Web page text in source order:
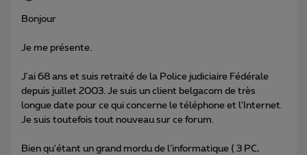
Bonjour
Je me présente.
J'ai 68 ans et suis retraité de la Police judiciaire Fédérale
depuis juillet 2003. Je suis un client belgacom de très
longue date pour ce qui concerne le téléphone et l'Internet.
Je suis toutefois tout nouveau sur ce forum.
Bien qu'étant un grand mordu de l’informatique ( 3 PC,